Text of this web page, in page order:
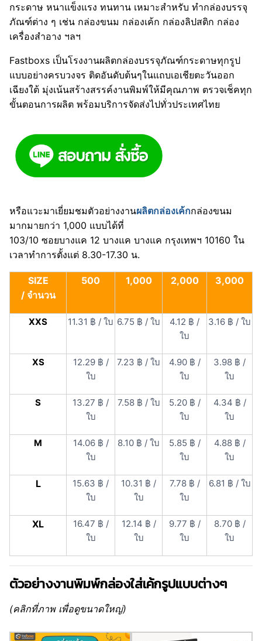
กระดาษ หนาแข็งแรง ทนทาน เหมาะสำหรับ ทำกล่องบรรจุ
ภัณฑ์ต่าง ๆ เช่น กล่องขนม กล่องเค้ก กล่องลิปสติก กล่อง
เครื่องสำอาง ฯลฯ
Fastboxs เป็นโรงงานผลิตกล่องบรรจุภัณฑ์กระดาษทุกรูป
แบบอย่างครบวงจร ติดอันดับต้นๆในแถบเอเชียตะวันออก
เฉียงใต้ มุ่งเน้นสร้างสรรค์งานพิมพ์ให้มีคุณภาพ ตรวจเช็คทุก
ขั้นตอนการผลิต พร้อมบริการจัดส่งไปทั่วประเทศไทย
หรือแวะมาเยี่ยมชมตัวอย่างงานผลิตกล่องเค้กกล่องขนม
มากมายกว่า 1,000 แบบได้ที่
103/10 ซอยบางแค 12 บางแค บางแค กรุงเทพฯ 10160 ใน
เวลาทำการตั้งแต่ 8.30-17.30 น.
SIZE
/ จำนวน
500 1,000 2,000 3,000
XXS 11.31 ฿ / ใบ 6.75 ฿ / ใบ
4.12 ฿ /
ใบ
3.16 ฿ / ใบ
XS
12.29 ฿ /
ใบ
7.23 ฿ / ใบ
4.90 ฿ /
ใบ
3.98 ฿ /
ใบ
S
13.27 ฿ /
ใบ
7.58 ฿ / ใบ
5.20 ฿ /
ใบ
4.34 ฿ /
ใบ
M
14.06 ฿ /
ใบ
8.10 ฿ / ใบ
5.85 ฿ /
ใบ
4.88 ฿ /
ใบ
L
15.63 ฿ /
ใบ
10.31 ฿ /
ใบ
7.78 ฿ /
ใบ
6.81 ฿ / ใบ
XL
16.47 ฿ /
ใบ
12.14 ฿ /
ใบ
9.77 ฿ /
ใบ
8.70 ฿ /
ใบ
ตัวอย่างงานพิมพ์กล่องใส่เค้กรูปแบบต่างๆ
(คลิกที่ภาพ เพื่อดูขนาดใหญ่)